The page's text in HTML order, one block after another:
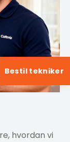
hvordan vi
Bestil tekniker